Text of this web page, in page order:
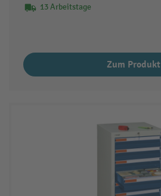
13 Arbeitstage
Zum Produkt